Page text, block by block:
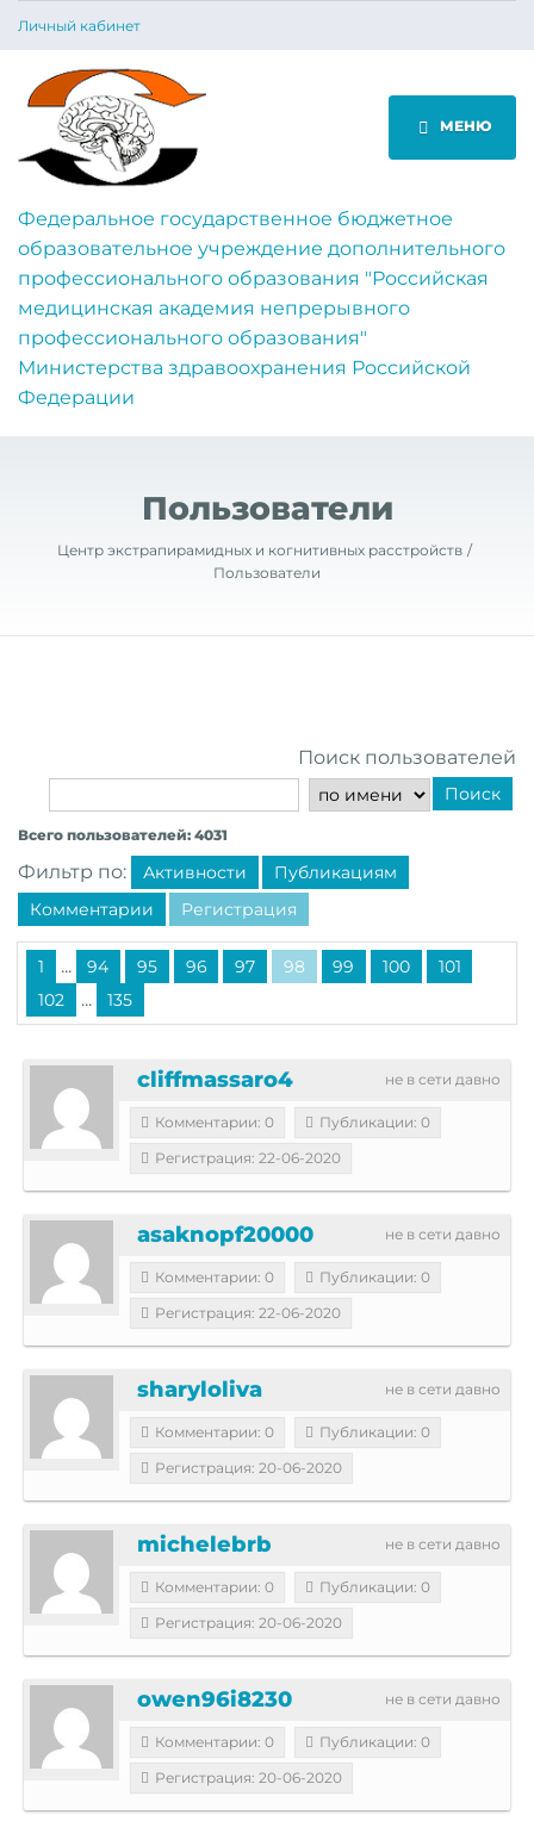
Личный кабинет
МЕНЮ
Федеральное государственное бюджетное
образовательное учреждение дополнительного
профессионального образования "Российская
медицинская академия непрерывного
профессионального образования"
Министерства здравоохранения Российской
Федерации
Пользователи
Центр экстрапирамидных и когнитивных расстройств
Пользователи
Поиск пользователей
Поиск
Всего пользователей: 4031
Фильтр по: Активности
Публикациям
Комментарии
Регистрация
1 ... 94 95 96 97 98 99 100
101
102
... 135
не в сети давно
cliffmassaro4
Комментарии: 0
Публикации: 0
Регистрация: 22-06-2020
не в сети давно
asaknopf20000
Комментарии: 0
Публикации: 0
Регистрация: 22-06-2020
не в сети давно
sharyloliva
Комментарии: 0
Публикации: 0
Регистрация: 20-06-2020
не в сети давно
michelebrb
Комментарии: 0
Публикации: 0
Регистрация: 20-06-2020
не в сети давно
owen96i8230
Комментарии: 0
Публикации: 0
Регистрация: 20-06-2020